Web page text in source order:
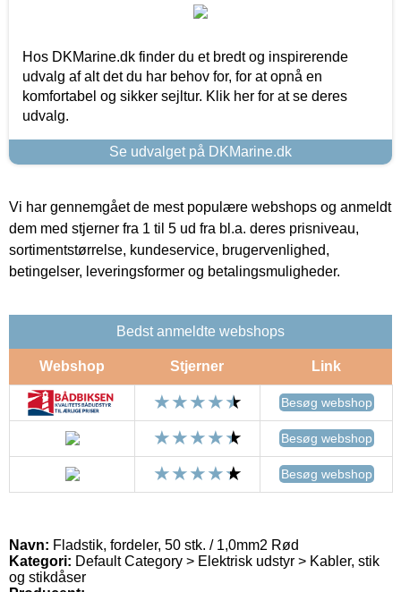
Hos DKMarine.dk finder du et bredt og inspirerende
udvalg af alt det du har behov for, for at opnå en
komfortabel og sikker sejltur. Klik her for at se deres
udvalg.
Se udvalget på DKMarine.dk
Vi har gennemgået de mest populære webshops og anmeldt
dem med stjerner fra 1 til 5 ud fra bl.a. deres prisniveau,
sortimentstørrelse, kundeservice, brugervenlighed,
betingelser, leveringsformer og betalingsmuligheder.
Bedst anmeldte webshops
Webshop Stjerner Link
Besøg webshop
Besøg webshop
Besøg webshop
Navn: Fladstik, fordeler, 50 stk. / 1,0mm2 Rød
Kategori: Default Category > Elektrisk udstyr > Kabler, stik
og stikdåser